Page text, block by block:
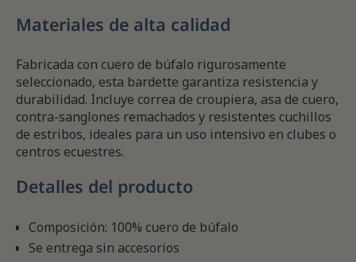
Materiales de alta calidad
Fabricada con cuero de búfalo rigurosamente
seleccionado, esta bardette garantiza resistencia y
durabilidad. Incluye correa de croupiera, asa de cuero,
contra-sanglones remachados y resistentes cuchillos
de estribos, ideales para un uso intensivo en clubes o
centros ecuestres.
Detalles del producto
Composición: 100% cuero de búfalo
Se entrega sin accesorios